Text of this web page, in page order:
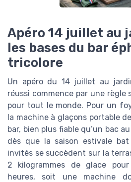
Apéro 14 juillet au
les bases du bar
tricolore
Un apéro du 14 juillet au
réussi commence par une règle
pour tout le monde. Pour un
la machine à glaçons portable
bar, bien plus fiable qu’un bac
dès que la saison estivale
invités se succèdent sur la
2 kilogrammes de glace
heures, soit une machine